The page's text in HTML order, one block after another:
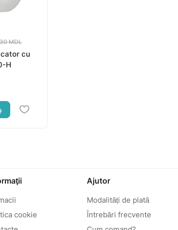
MDL
cu
H
cookie
Ajutor
Modalități de plată
Întrebări frecvente